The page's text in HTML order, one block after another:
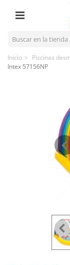
Inicio > Piscinas
Intex 57156NP